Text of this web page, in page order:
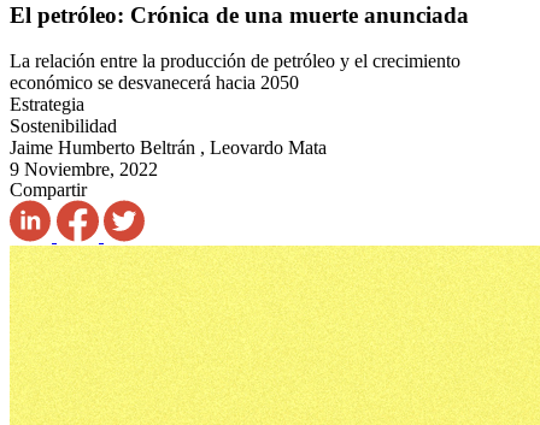
El petróleo: Crónica de una muerte anunciada
La relación entre la producción de petróleo y el crecimiento
económico se desvanecerá hacia 2050
Estrategia
Sostenibilidad
Jaime Humberto Beltrán , Leovardo Mata
9 Noviembre, 2022
Compartir